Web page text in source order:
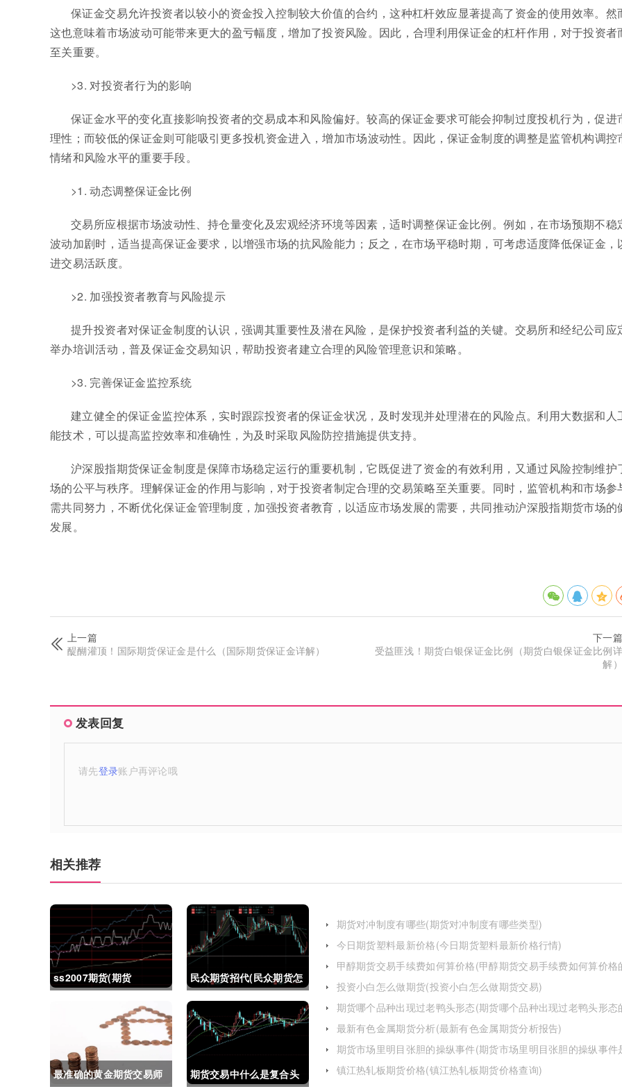
保证金交易允许投资者以较小的资金投入控制较大价值的合约，这种杠杆效应显著提高了资金的使用效率。然
这也意味着市场波动可能带来更大的盈亏幅度，增加了投资风险。因此，合理利用保证金的杠杆作用，对于投资者
至关重要。
>3. 对投资者行为的影响
保证金水平的变化直接影响投资者的交易成本和风险偏好。较高的保证金要求可能会抑制过度投机行为，促进
理性；而较低的保证金则可能吸引更多投机资金进入，增加市场波动性。因此，保证金制度的调整是监管机构调控
情绪和风险水平的重要手段。
>1. 动态调整保证金比例
交易所应根据市场波动性、持仓量变化及宏观经济环境等因素，适时调整保证金比例。例如，在市场预期不稳
波动加剧时，适当提高保证金要求，以增强市场的抗风险能力；反之，在市场平稳时期，可考虑适度降低保证金，
进交易活跃度。
>2. 加强投资者教育与风险提示
提升投资者对保证金制度的认识，强调其重要性及潜在风险，是保护投资者利益的关键。交易所和经纪公司应
举办培训活动，普及保证金交易知识，帮助投资者建立合理的风险管理意识和策略。
>3. 完善保证金监控系统
建立健全的保证金监控体系，实时跟踪投资者的保证金状况，及时发现并处理潜在的风险点。利用大数据和人
能技术，可以提高监控效率和准确性，为及时采取风险防控措施提供支持。
沪深股指期货保证金制度是保障市场稳定运行的重要机制，它既促进了资金的有效利用，又通过风险控制维护
场的公平与秩序。理解保证金的作用与影响，对于投资者制定合理的交易策略至关重要。同时，监管机构和市场参
需共同努力，不断优化保证金管理制度，加强投资者教育，以适应市场发展的需要，共同推动沪深股指期货市场的
发展。
上一篇
醍醐灌顶！国际期货保证金是什么（国际期货保证金详解）
下一篇
受益匪浅！期货白银保证金比例（期货白银保证金比例详
解）
发表回复
请先登录账户再评论哦
相关推荐
ss2007期货(期货
民众期货招代(民众期货怎
么了)
最准确的黄金期货交易师 期货交易中什么是复合头
期货对冲制度有哪些(期货对冲制度有哪些类型)
今日期货塑料最新价格(今日期货塑料最新价格行情)
甲醇期货交易手续费如何算价格(甲醇期货交易手续费如何算价格
投资小白怎么做期货(投资小白怎么做期货交易)
期货哪个品种出现过老鸭头形态(期货哪个品种出现过老鸭头形态
化)
最新有色金属期货分析(最新有色金属期货分析报告)
期货市场里明目张胆的操纵事件(期货市场里明目张胆的操纵事件
镇江热轧板期货价格(镇江热轧板期货价格查询)